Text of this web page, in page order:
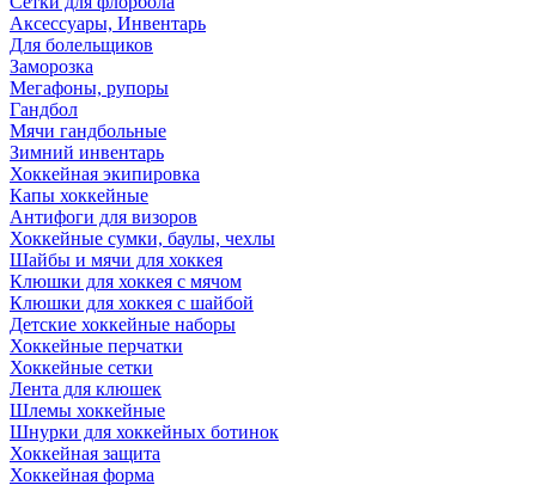
Аксессуары, Инвентарь
Для болельщиков
Заморозка
Мегафоны, рупоры
Гандбол
Мячи гандбольные
Зимний инвентарь
Хоккейная экипировка
Капы хоккейные
Антифоги для визоров
Хоккейные сумки, баулы, чехлы
Шайбы и мячи для хоккея
Клюшки для хоккея с мячом
Клюшки для хоккея с шайбой
Детские хоккейные наборы
Хоккейные перчатки
Хоккейные сетки
Лента для клюшек
Шлемы хоккейные
Шнурки для хоккейных ботинок
Хоккейная защита
Хоккейная форма